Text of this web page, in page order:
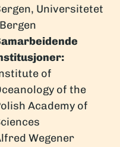
Universitetet
of
of the
Academy of
Wegener